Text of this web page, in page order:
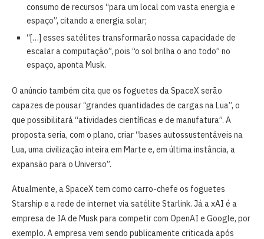
consumo de recursos “para um local com vasta energia e
espaço”, citando a energia solar;
“[…] esses satélites transformarão nossa capacidade de
escalar a computação”, pois “o sol brilha o ano todo” no
espaço, aponta Musk.
O anúncio também cita que os foguetes da SpaceX serão
capazes de pousar “grandes quantidades de cargas na Lua”, o
que possibilitará “atividades científicas e de manufatura”. A
proposta seria, com o plano, criar “bases autossustentáveis na
Lua, uma civilização inteira em Marte e, em última instância, a
expansão para o Universo”.
Atualmente, a SpaceX tem como carro-chefe os foguetes
Starship e a rede de internet via satélite Starlink. Já a xAI é a
empresa de IA de Musk para competir com OpenAI e Google, por
exemplo. A empresa vem sendo publicamente criticada após